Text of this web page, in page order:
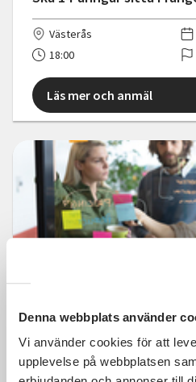
Denna webbplats använder
Vi använder cookies för att
upplevelse på webbplatsen
Västerås
18:00
Läs mer och anmäl
Alvesta
17:30